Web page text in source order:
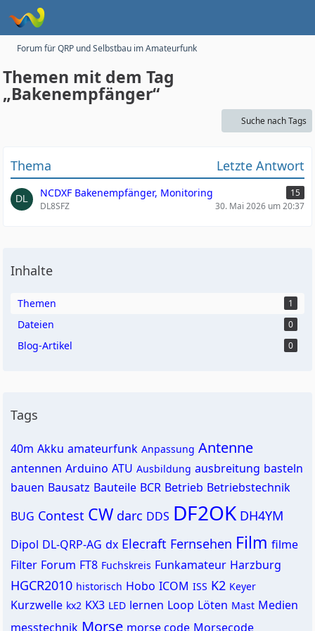
Forum für QRP und Selbstbau im Amateurfunk
Themen mit dem Tag
„Bakenempfänger“
Suche nach Tags
Thema Letzte Antwort
NCDXF Bakenempfänger, Monitoring
15
DL8SFZ
30. Mai 2026 um 20:37
Inhalte
Themen 1
Dateien 0
Blog-Artikel 0
Tags
40m Akku amateurfunk Anpassung Antenne
antennen Arduino ATU Ausbildung ausbreitung basteln
bauen Bausatz Bauteile BCR Betrieb Betriebstechnik
BUG Contest CW darc DDS DF2OK DH4YM
Dipol DL-QRP-AG dx Elecraft Fernsehen Film filme
Filter Forum FT8 Fuchskreis Funkamateur Harzburg
HGCR2010 historisch Hobo ICOM ISS K2 Keyer
Kurzwelle kx2 KX3 LED lernen Loop Löten Mast Medien
messtechnik Morse morse code Morsecode